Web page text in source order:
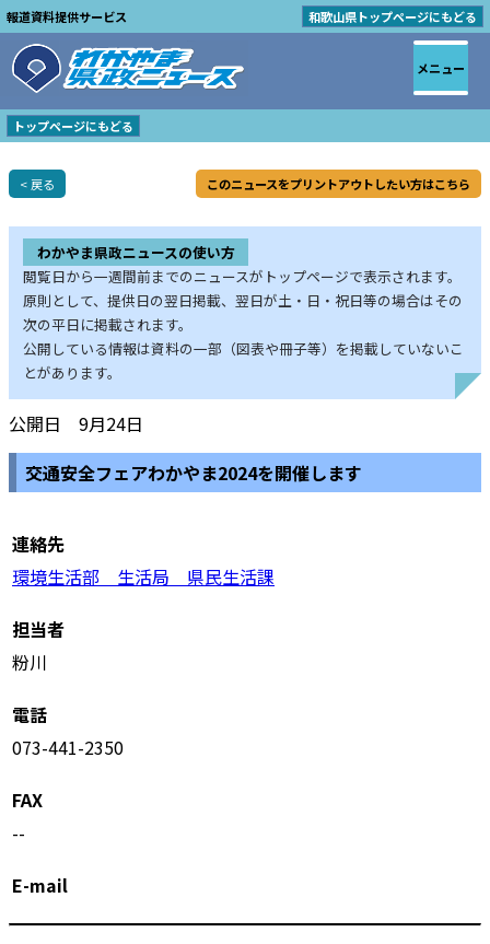
報道資料提供サービス 和歌山県トップページにもどる
トップページにもどる
< 戻る このニュースをプリントアウトしたい方はこちら
わかやま県政ニュースの使い方
閲覧日から一週間前までのニュースがトップページで表示されます。
原則として、提供日の翌日掲載、翌日が土・日・祝日等の場合はその
次の平日に掲載されます。
公開している情報は資料の一部（図表や冊子等）を掲載していないこ
とがあります。
公開日 9月24日
交通安全フェアわかやま2024を開催します
連絡先
環境生活部 生活局 県民生活課
担当者
粉川
電話
073-441-2350
FAX
--
E-mail
メニュー